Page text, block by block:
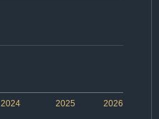
2024 2026
2025